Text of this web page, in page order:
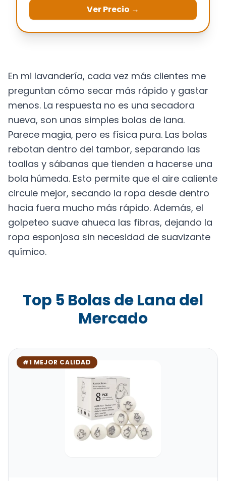
Ver Precio →
En mi lavandería, cada vez más clientes me
preguntan cómo secar más rápido y gastar
menos. La respuesta no es una secadora
nueva, son unas simples bolas de lana.
Parece magia, pero es física pura. Las bolas
rebotan dentro del tambor, separando las
toallas y sábanas que tienden a hacerse una
bola húmeda. Esto permite que el aire caliente
circule mejor, secando la ropa desde dentro
hacia fuera mucho más rápido. Además, el
golpeteo suave ahueca las fibras, dejando la
ropa esponjosa sin necesidad de suavizante
químico.
Top 5 Bolas de Lana del
Mercado
#1 MEJOR CALIDAD